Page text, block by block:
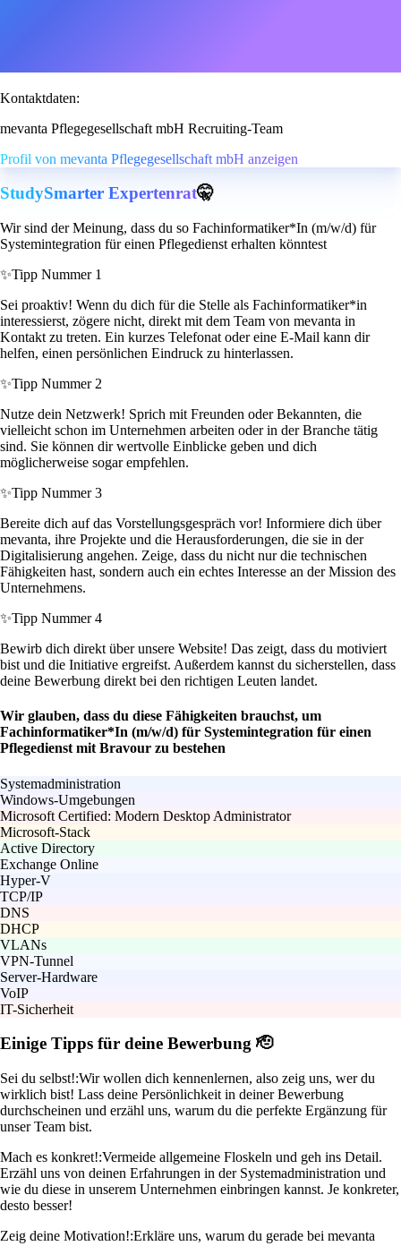
Kontaktdaten:
mevanta Pflegegesellschaft mbH Recruiting-Team
Profil von mevanta Pflegegesellschaft mbH anzeigen
StudySmarter Expertenrat🤫
Wir sind der Meinung, dass du so Fachinformatiker*In (m/w/d) für
Systemintegration für einen Pflegedienst erhalten könntest
✨Tipp Nummer 1
Sei proaktiv! Wenn du dich für die Stelle als Fachinformatiker*in
interessierst, zögere nicht, direkt mit dem Team von mevanta in
Kontakt zu treten. Ein kurzes Telefonat oder eine E-Mail kann dir
helfen, einen persönlichen Eindruck zu hinterlassen.
✨Tipp Nummer 2
Nutze dein Netzwerk! Sprich mit Freunden oder Bekannten, die
vielleicht schon im Unternehmen arbeiten oder in der Branche tätig
sind. Sie können dir wertvolle Einblicke geben und dich
möglicherweise sogar empfehlen.
✨Tipp Nummer 3
Bereite dich auf das Vorstellungsgespräch vor! Informiere dich über
mevanta, ihre Projekte und die Herausforderungen, die sie in der
Digitalisierung angehen. Zeige, dass du nicht nur die technischen
Fähigkeiten hast, sondern auch ein echtes Interesse an der Mission des
Unternehmens.
✨Tipp Nummer 4
Bewirb dich direkt über unsere Website! Das zeigt, dass du motiviert
bist und die Initiative ergreifst. Außerdem kannst du sicherstellen, dass
deine Bewerbung direkt bei den richtigen Leuten landet.
Wir glauben, dass du diese Fähigkeiten brauchst, um
Fachinformatiker*In (m/w/d) für Systemintegration für einen
Pflegedienst mit Bravour zu bestehen
Systemadministration
Windows-Umgebungen
Microsoft Certified: Modern Desktop Administrator
Microsoft-Stack
Active Directory
Exchange Online
Hyper-V
TCP/IP
DNS
DHCP
VLANs
VPN-Tunnel
Server-Hardware
VoIP
IT-Sicherheit
Einige Tipps für deine Bewerbung 🫡
Sei du selbst!:Wir wollen dich kennenlernen, also zeig uns, wer du
wirklich bist! Lass deine Persönlichkeit in deiner Bewerbung
durchscheinen und erzähl uns, warum du die perfekte Ergänzung für
unser Team bist.
Mach es konkret!:Vermeide allgemeine Floskeln und geh ins Detail.
Erzähl uns von deinen Erfahrungen in der Systemadministration und
wie du diese in unserem Unternehmen einbringen kannst. Je konkreter,
desto besser!
Zeig deine Motivation!:Erkläre uns, warum du gerade bei mevanta